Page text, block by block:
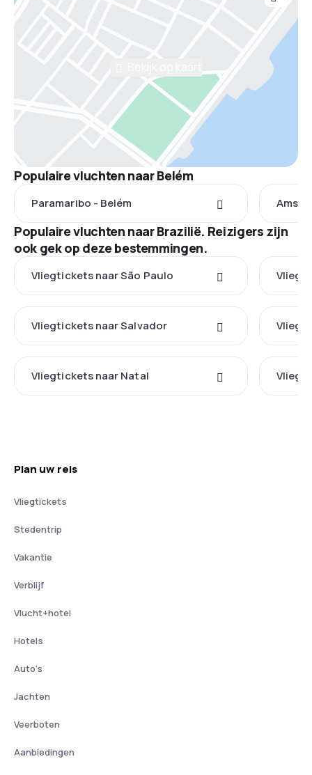
Populaire vluchten naar Belém
Paramaribo - Belém
Populaire vluchten naar Brazilië. Reizigers zijn
ook gek op deze bestemmingen.
Vliegtickets naar São Paulo
Vliegtickets naar Salvador
Vliegtickets naar Natal
Plan uw reis
Vliegtickets
Stedentrip
Vakantie
Verblijf
Vlucht+hotel
Hotels
Auto's
Jachten
Veerboten
Aanbiedingen